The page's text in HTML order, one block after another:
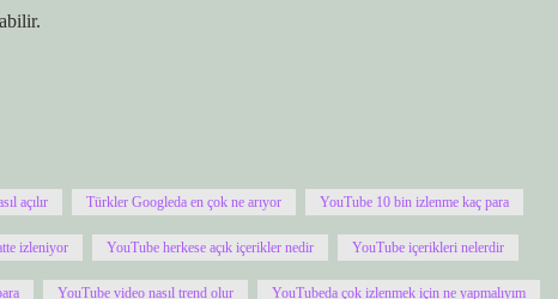
açılır Türkler Googleda en çok ne arıyor YouTube 10 bin izlenme kaç para
izleniyor YouTube herkese açık içerikler nedir YouTube içerikleri nelerdir
YouTube video nasıl trend olur YouTubeda çok izlenmek için ne yapmalıyım